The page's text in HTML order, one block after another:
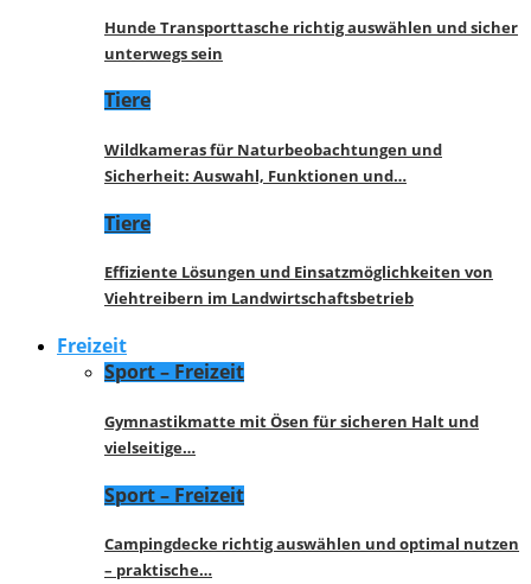
Hunde Transporttasche richtig auswählen und sicher
unterwegs sein
Tiere
Wildkameras für Naturbeobachtungen und
Sicherheit: Auswahl, Funktionen und…
Tiere
Effiziente Lösungen und Einsatzmöglichkeiten von
Viehtreibern im Landwirtschaftsbetrieb
Freizeit
Sport – Freizeit
Gymnastikmatte mit Ösen für sicheren Halt und
vielseitige…
Sport – Freizeit
Campingdecke richtig auswählen und optimal nutzen
– praktische…